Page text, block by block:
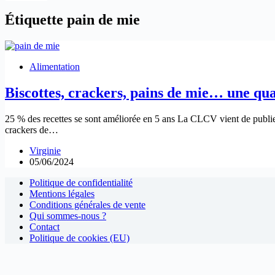
Étiquette pain de mie
Alimentation
Biscottes, crackers, pains de mie… une
25 % des recettes se sont améliorée en 5 ans La CLCV vient de
crackers de…
Virginie
05/06/2024
Politique de confidentialité
Mentions légales
Conditions générales de vente
Qui sommes-nous ?
Contact
Politique de cookies (EU)